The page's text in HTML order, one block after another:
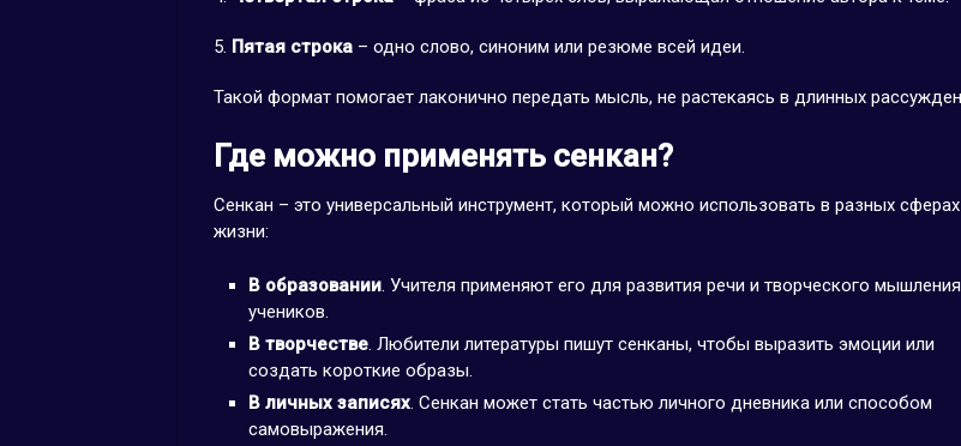
5. Пятая строка – одно слово, синоним или резюме всей идеи.
Такой формат помогает лаконично передать мысль, не растекаясь в длинных
Где можно применять сенкан?
Сенкан – это универсальный инструмент, который можно использовать в разных сферах
жизни:
В образовании. Учителя применяют его для развития речи и творческого
учеников.
В творчестве. Любители литературы пишут сенканы, чтобы выразить эмоции или
создать короткие образы.
В личных записях. Сенкан может стать частью личного дневника или способом
самовыражения.